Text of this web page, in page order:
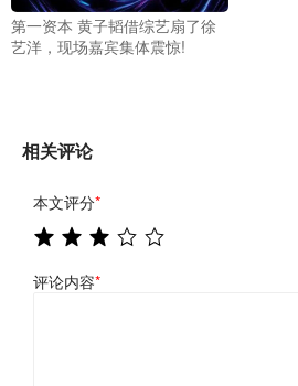
第一资本 黄子韬借综艺扇了徐
艺洋，现场嘉宾集体震惊!
相关评论
本文评分*
评论内容*